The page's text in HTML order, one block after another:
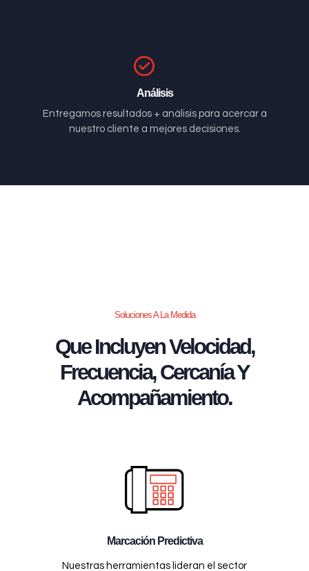
Análisis
Entregamos resultados + análisis para acercar a
nuestro cliente a mejores decisiones.
Soluciones A La Medida
Que Incluyen Velocidad,
Frecuencia, Cercanía Y
Acompañamiento.
Marcación Predictiva
Nuestras herramientas lideran el sector